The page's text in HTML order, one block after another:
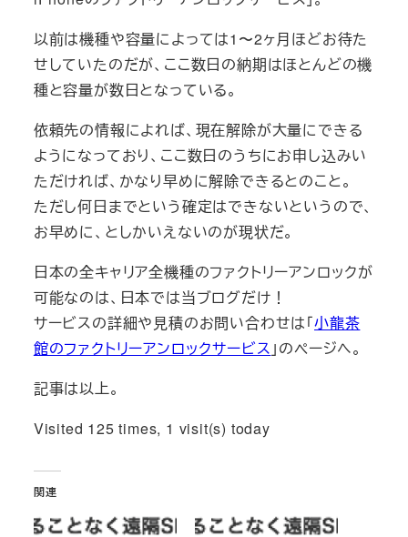
以前は機種や容量によっては1〜2ヶ月ほどお待た
せしていたのだが、ここ数日の納期はほとんどの機
種と容量が数日となっている。
依頼先の情報によれば、現在解除が大量にできる
ようになっており、ここ数日のうちにお申し込みい
ただければ、かなり早めに解除できるとのこと。
ただし何日までという確定はできないというので、
お早めに、としかいえないのが現状だ。
日本の全キャリア全機種のファクトリーアンロックが
可能なのは、日本では当ブログだけ！
サービスの詳細や見積のお問い合わせは「小龍茶
館のファクトリーアンロックサービス 」のページへ。
記事は以上。
Visited 125 times, 1 visit(s) today
関連